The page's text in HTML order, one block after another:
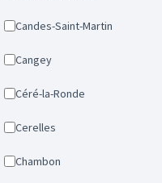
Candes-Saint-Martin
Cangey
Céré-la-Ronde
Cerelles
Chambon